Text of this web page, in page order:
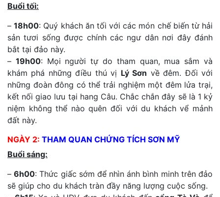
Buổi tối:
–18h00: Quý khách ăn tối với các món chế biến từ hải
sản tươi sống được chính các ngư dân nơi đây đánh
bắt tại đảo này.
– 19h00: Mọi người tự do tham quan, mua sắm và
khám phá những điều thú vị Lý Sơn về đêm. Đối với
những đoàn đông có thể trải nghiệm một đêm lửa trại,
kết nối giao lưu tại hang Câu. Chắc chắn đây sẽ là 1 kỷ
niệm không thể nào quên đối với du khách vể mảnh
đất này.
NGÀY 2: THAM QUAN CHỨNG TÍCH SƠN MỸ
Buổi sáng:
–6h00: Thức giấc sớm để nhìn ánh bình minh trên đảo
sẽ giúp cho du khách tràn đầy năng lượng cuộc sống.